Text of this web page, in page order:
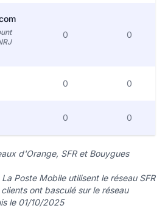
0 0
0 0
0 0
d'Orange, SFR et Bouygues
Poste Mobile utilisent le réseau SFR
ont basculé sur le réseau
le 01/10/2025